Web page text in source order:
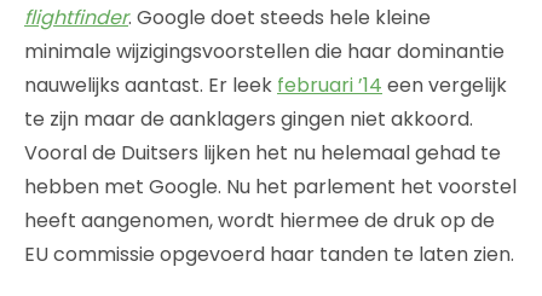
flightfinder. Google doet steeds hele kleine
minimale wijzigingsvoorstellen die haar dominantie
nauwelijks aantast. Er leek februari ’14 een vergelijk
te zijn maar de aanklagers gingen niet akkoord.
Vooral de Duitsers lijken het nu helemaal gehad te
hebben met Google. Nu het parlement het voorstel
heeft aangenomen, wordt hiermee de druk op de
EU commissie opgevoerd haar tanden te laten zien.